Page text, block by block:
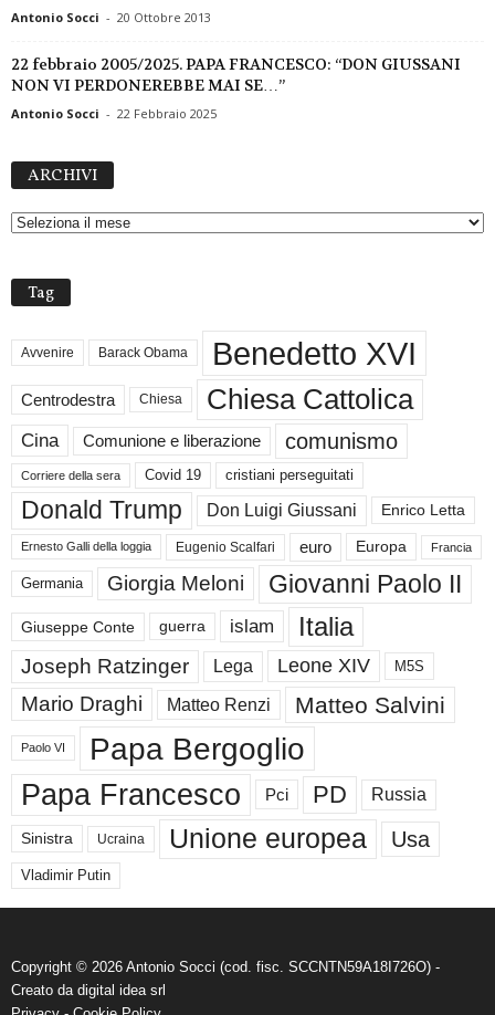
Antonio Socci - 20 Ottobre 2013
22 febbraio 2005/2025. PAPA FRANCESCO: “DON GIUSSANI
NON VI PERDONEREBBE MAI SE…”
Antonio Socci - 22 Febbraio 2025
ARCHIVI
H
Tag
Avvenire Barack Obama Benedetto XVI
Centrodestra Chiesa Chiesa Cattolica
Cina Comunione e liberazione comunismo
Corriere della sera Covid 19 cristiani perseguitati
Donald Trump Don Luigi Giussani Enrico Letta
Ernesto Galli della loggia Eugenio Scalfari euro Europa Francia
Germania Giorgia Meloni Giovanni Paolo II
Giuseppe Conte guerra islam Italia
Joseph Ratzinger Lega Leone XIV M5S
Mario Draghi Matteo Renzi Matteo Salvini
Paolo VI Papa Bergoglio
Papa Francesco Pci PD Russia
Sinistra Ucraina Unione europea Usa
Vladimir Putin
Copyright © 2026 Antonio Socci (cod. fisc. SCCNTN59A18I726O) -
Creato da digital idea srl